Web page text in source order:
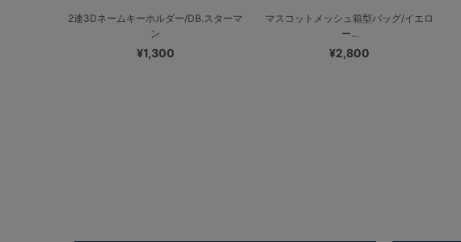
2連3Dネームキーホルダー/DB.スターマ
ン
¥1,300
マスコットメッシュ箱型バッグ/イエロ
ー...
¥2,800